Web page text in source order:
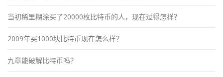
当初稀里糊涂买了20000枚比特币的人，现在过得怎样？
2009年买1000块比特币现在怎么样？
九章能破解比特币吗？